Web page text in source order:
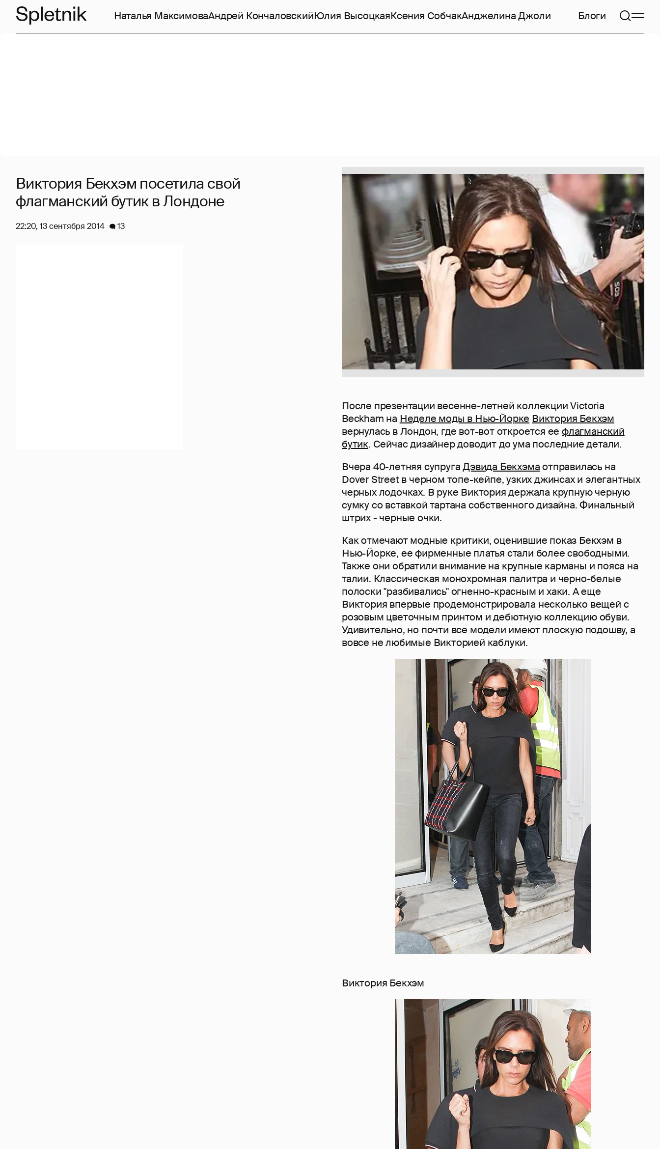
Наталья МаксимоваАндрей КончаловскийЮлия ВысоцкаяКсения СобчакАнджелина Джоли Блоги
После презентации весенне-летней коллекции Victoria
Beckham на Неделе моды в Нью-Йорке Виктория Бекхэм
вернулась в Лондон, где вот-вот откроется ее флагманский
бутик. Сейчас дизайнер доводит до ума последние детали.
Вчера 40-летняя супругаДэвида Бекхэмаотправилась на
Dover Street в черном топе-кейпе, узких джинсах и элегантных
черных лодочках. В руке Виктория держала крупную черную
сумку со вставкой тартана собственного дизайна. Финальный
штрих - черные очки.
Как отмечают модные критики, оценившие показ Бекхэм в
Нью-Йорке, ее фирменные платья стали более свободными.
Также они обратили внимание на крупные карманы и пояса на
талии. Классическая монохромная палитра и черно-белые
полоски "разбивались" огненно-красным и хаки. А еще
Виктория впервые продемонстрировала несколько вещей с
розовым цветочным принтом и дебютную коллекцию обуви.
Удивительно, но почти все модели имеют плоскую подошву, а
вовсе не любимые Викторией каблуки.
Виктория Бекхэм
Виктория Бекхэм посетила свой
флагманский бутик в Лондоне
22:20, 13 сентября 2014 13